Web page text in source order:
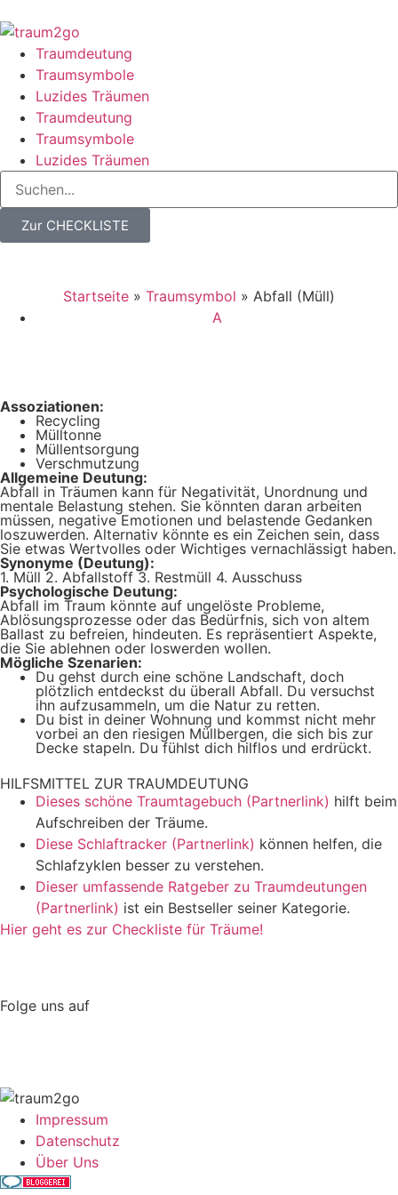
Traumdeutung
Traumsymbole
Luzides Träumen
Traumdeutung
Traumsymbole
Luzides Träumen
Zur CHECKLISTE
Startseite » Traumsymbol » Abfall (Müll)
A
Assoziationen:
Recycling
Mülltonne
Müllentsorgung
Verschmutzung
Allgemeine Deutung:
Abfall in Träumen kann für Negativität, Unordnung und
mentale Belastung stehen. Sie könnten daran arbeiten
müssen, negative Emotionen und belastende Gedanken
loszuwerden. Alternativ könnte es ein Zeichen sein, dass
Sie etwas Wertvolles oder Wichtiges vernachlässigt haben.
Synonyme (Deutung):
1. Müll 2. Abfallstoff 3. Restmüll 4. Ausschuss
Psychologische Deutung:
Abfall im Traum könnte auf ungelöste Probleme,
Ablösungsprozesse oder das Bedürfnis, sich von altem
Ballast zu befreien, hindeuten. Es repräsentiert Aspekte,
die Sie ablehnen oder loswerden wollen.
Mögliche Szenarien:
Du gehst durch eine schöne Landschaft, doch
plötzlich entdeckst du überall Abfall. Du versuchst
ihn aufzusammeln, um die Natur zu retten.
Du bist in deiner Wohnung und kommst nicht mehr
vorbei an den riesigen Müllbergen, die sich bis zur
Decke stapeln. Du fühlst dich hilflos und erdrückt.
HILFSMITTEL ZUR TRAUMDEUTUNG
Dieses schöne Traumtagebuch (Partnerlink) hilft beim
Aufschreiben der Träume.
Diese Schlaftracker (Partnerlink) können helfen, die
Schlafzyklen besser zu verstehen.
Dieser umfassende Ratgeber zu Traumdeutungen
(Partnerlink) ist ein Bestseller seiner Kategorie.
Hier geht es zur Checkliste für Träume!
Folge uns auf
Impressum
Datenschutz
Über Uns